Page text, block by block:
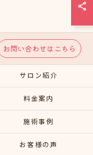
お問い合わせはこちら
サロン紹介
料金案内
施術事例
お客様の声